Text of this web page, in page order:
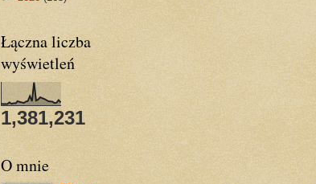
Łączna liczba
wyświetleń
1,381,231
O mnie